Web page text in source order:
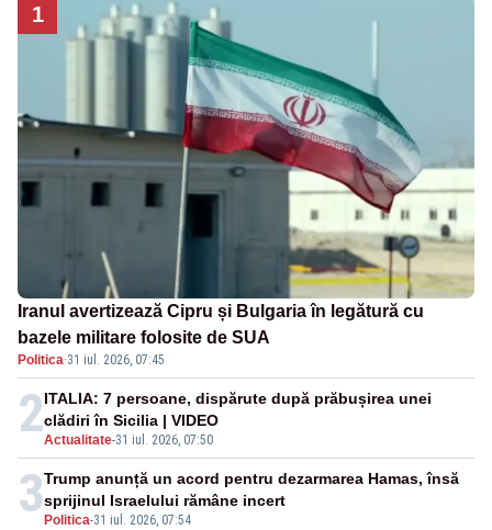
1
Iranul avertizează Cipru și Bulgaria în legătură cu
bazele militare folosite de SUA
Politica·31 iul. 2026, 07:45
2Actualitate-31 iul. 2026, 07:50
ITALIA: 7 persoane, dispărute după prăbușirea unei
clădiri în Sicilia | VIDEO
3 Politica-31 iul. 2026, 07:54
Trump anunță un acord pentru dezarmarea Hamas, însă
sprijinul Israelului rămâne incert